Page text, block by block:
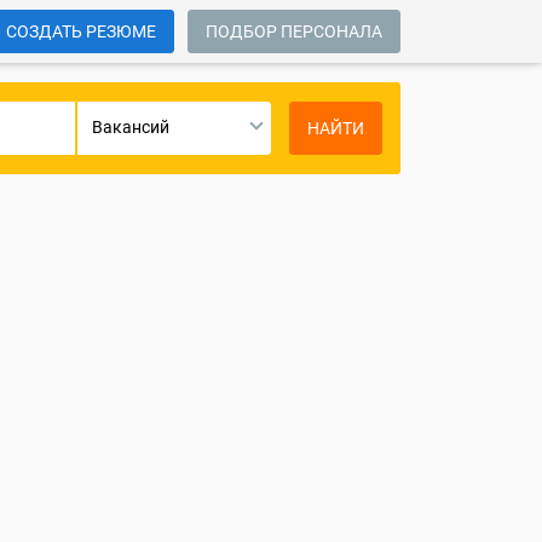
СОЗДАТЬ РЕЗЮМЕ ПОДБОР ПЕРСОНАЛА
Вакансий НАЙТИ